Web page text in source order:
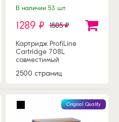
В наличии 53 шт.
1289 ₽ 1585 ₽
Картридж ProfiLine
Cartridge 708L
совместимый
2500 страниц
Original Quality